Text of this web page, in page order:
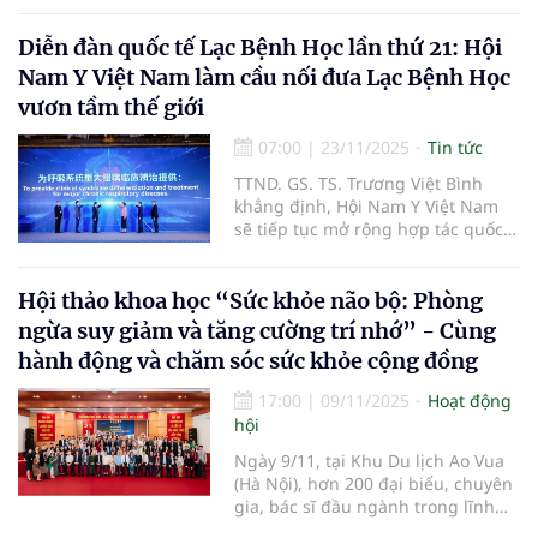
triệu đồng đến với đồng bào Rục
tại xã Kim Phú, tỉnh Quảng Trị.
Diễn đàn quốc tế Lạc Bệnh Học lần thứ 21: Hội
Nam Y Việt Nam làm cầu nối đưa Lạc Bệnh Học
vươn tầm thế giới
07:00 | 23/11/2025
Tin tức
TTND. GS. TS. Trương Việt Bình
khẳng định, Hội Nam Y Việt Nam
sẽ tiếp tục mở rộng hợp tác quốc
nhiều quốc gia khác, nhằm đưa
Lạc bệnh học cũng như y học cổ
truyền Việt Nam lên tầm cao mới.
Hội thảo khoa học “Sức khỏe não bộ: Phòng
ngừa suy giảm và tăng cường trí nhớ” - Cùng
hành động và chăm sóc sức khỏe cộng đồng
17:00 | 09/11/2025
Hoạt động
hội
Ngày 9/11, tại Khu Du lịch Ao Vua
(Hà Nội), hơn 200 đại biểu, chuyên
gia, bác sĩ đầu ngành trong lĩnh